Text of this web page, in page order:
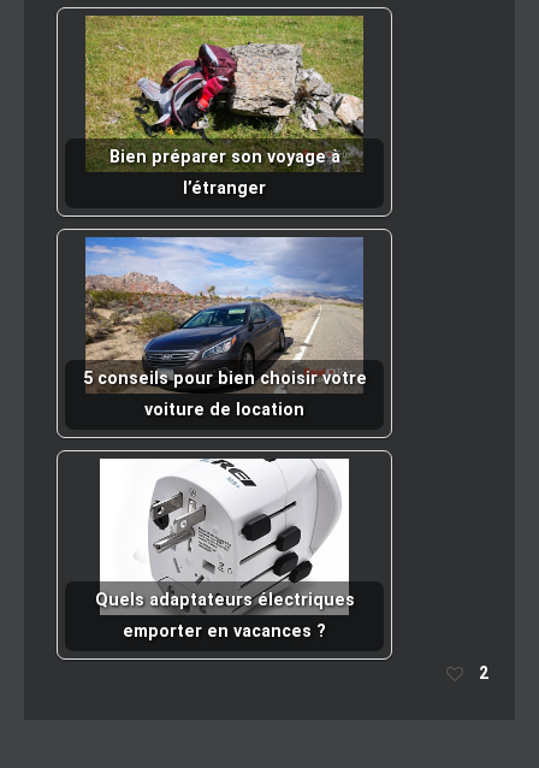
Bien préparer son voyage à
l’étranger
5 conseils pour bien choisir votre
voiture de location
Quels adaptateurs électriques
emporter en vacances ?
2